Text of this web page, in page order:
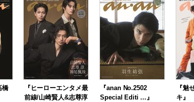
橋
『ヒーローエンタメ最
前線/山崎賢人&志尊淳
『anan No.2502
Special Editi …』
『魅
キ』